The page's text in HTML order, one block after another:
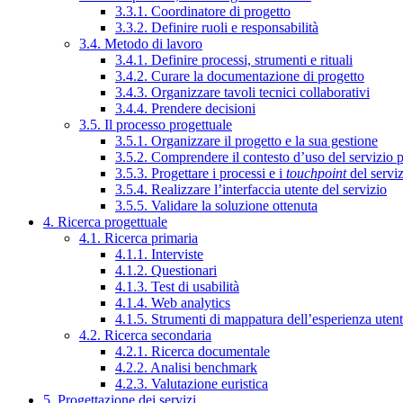
3.3.1. Coordinatore di progetto
3.3.2. Definire ruoli e responsabilità
3.4. Metodo di lavoro
3.4.1. Definire processi, strumenti e rituali
3.4.2. Curare la documentazione di progetto
3.4.3. Organizzare tavoli tecnici collaborativi
3.4.4. Prendere decisioni
3.5. Il processo progettuale
3.5.1. Organizzare il progetto e la sua gestione
3.5.2. Comprendere il contesto d’uso del servizio
3.5.3. Progettare i processi e i touchpointdel
3.5.4. Realizzare l’interfaccia utente del servizio
3.5.5. Validare la soluzione ottenuta
4. Ricerca progettuale
4.1. Ricerca primaria
4.1.1. Interviste
4.1.2. Questionari
4.1.3. Test di usabilità
4.1.4. Web analytics
4.1.5. Strumenti di mappatura dell’esperienza
4.2. Ricerca secondaria
4.2.1. Ricerca documentale
4.2.2. Analisi benchmark
4.2.3. Valutazione euristica
5. Progettazione dei servizi